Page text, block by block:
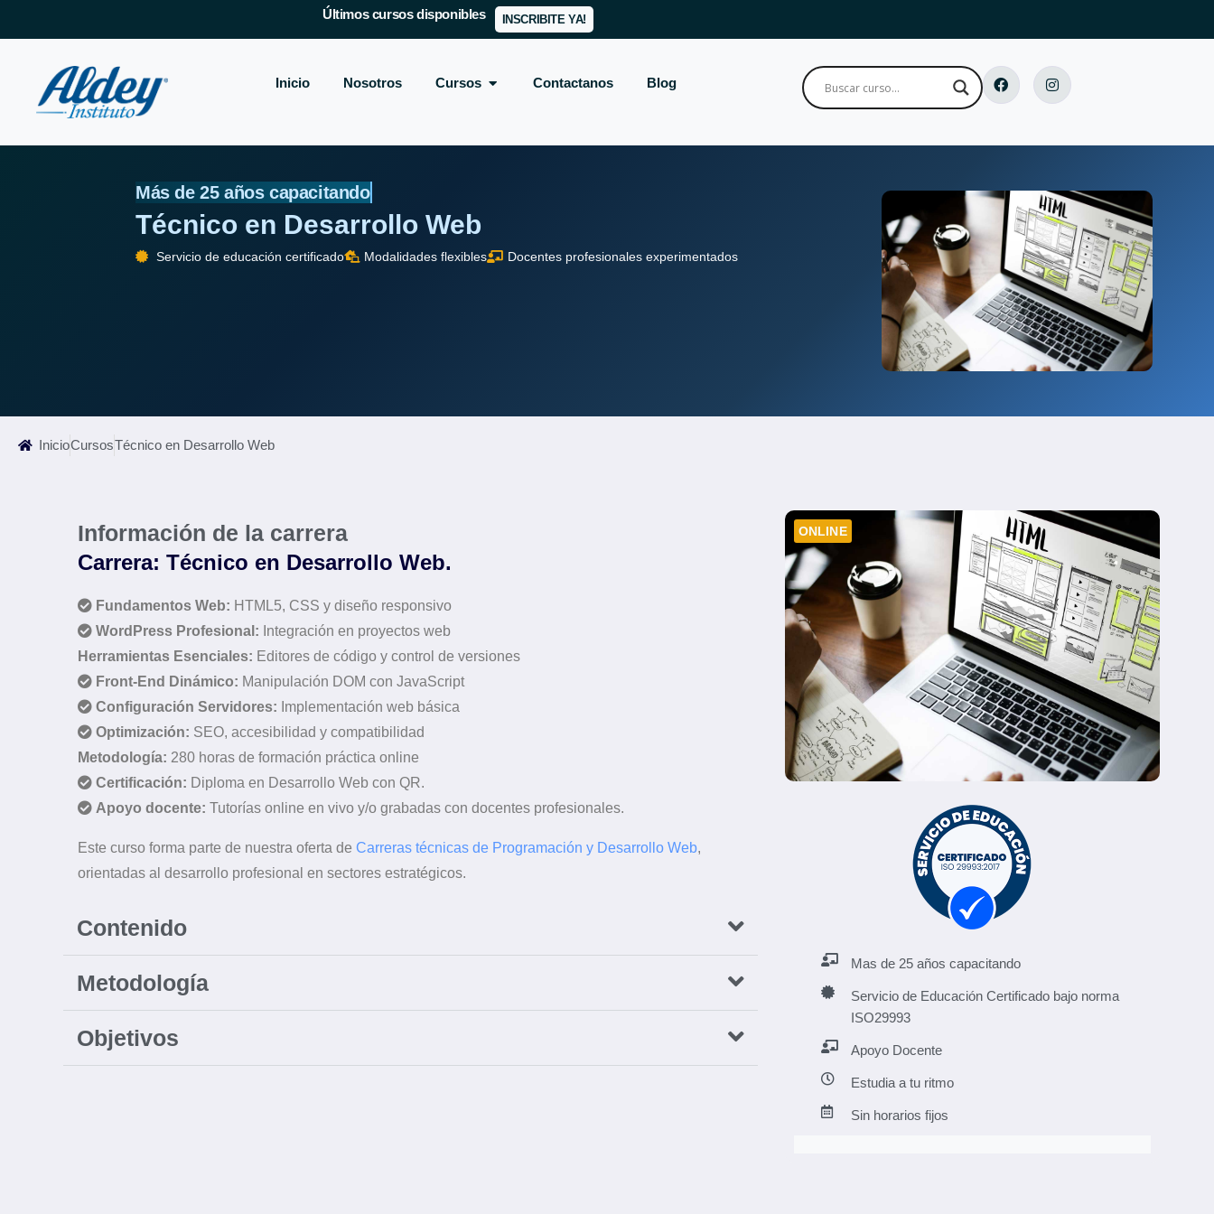
Últimos cursos disponibles INSCRIBITE YA!
Inicio Nosotros Cursos Contactanos Blog
Más de 25 años capacitando
Técnico en Desarrollo Web
Servicio de educación certificado Modalidades flexibles Docentes profesionales experimentados
InicioCursosTécnico en Desarrollo Web
Información de la carrera
Carrera: Técnico en Desarrollo Web.
Fundamentos Web: HTML5, CSS y diseño responsivo
WordPress Profesional: Integración en proyectos web
Herramientas Esenciales: Editores de código y control de versiones
Front-End Dinámico: Manipulación DOM con JavaScript
Configuración Servidores: Implementación web básica
Optimización: SEO, accesibilidad y compatibilidad
Metodología: 280 horas de formación práctica online
Certificación: Diploma en Desarrollo Web con QR.
Apoyo docente: Tutorías online en vivo y/o grabadas con docentes profesionales.
Este curso forma parte de nuestra oferta de Carreras técnicas de Programación y Desarrollo Web,
orientadas al desarrollo profesional en sectores estratégicos.
Contenido
Metodología
Objetivos
ONLINE
Mas de 25 años capacitando
Servicio de Educación Certificado bajo norma
ISO29993
Apoyo Docente
Estudia a tu ritmo
Sin horarios fijos